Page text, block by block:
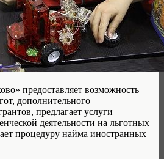
предоставляет возможность
дополнительного
предлагает услуги
деятельности на льготных
процедуру найма иностранных